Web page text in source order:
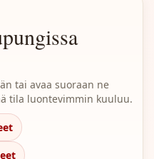
tai avaa suoraan ne
tila luontevimmin kuuluu.